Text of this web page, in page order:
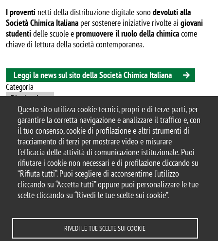
Questo sito utilizza cookie tecnici, propri e di terze parti, per
garantire la corretta navigazione e analizzare il traffico e, con
il tuo consenso, cookie di profilazione e altri strumenti di
tracciamento di terzi per mostrare video e misurare
l'efficacia delle attività di comunicazione istituzionale. Puoi
rifiutare i cookie non necessari e di profilazione cliccando su
“Rifiuta tutti”. Puoi scegliere di acconsentirne l’utilizzo
cliccando su “Accetta tutti” oppure puoi personalizzare le tue
scelte cliccando su “Rivedi le tue scelte sui cookie”.
RIVEDI LE TUE SCELTE SUI COOKIE
I proventi netti della distribuzione digitale sonodevoluti alla
Società Chimica Italiana per sostenere iniziative rivolte ai giovani
studentidelle scuole epromuovere il ruolo della chimicacome
chiave di lettura della società contemporanea.
Leggi la news sul sito della Società Chimica Italiana
Categoria
Divulgazione
© 2025 Università degli Studi di Milano-Bicocca
Piazza dell'Ateneo Nuovo, 1 - 20126, Milano
Casella PEC:ateneo.bicocca@pec.unimib.it
P.I. 12621570154 |
redazioneweb.mater@unimib.it